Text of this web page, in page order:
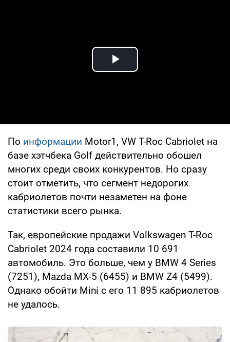
Play Video
По информации Motor1, VW T-Roc Cabriolet на
базе хэтчбека Golf действительно обошел
многих среди своих конкурентов. Но сразу
стоит отметить, что сегмент недорогих
кабриолетов почти незаметен на фоне
статистики всего рынка.
Так, европейские продажи Volkswagen T-Roc
Cabriolet 2024 года составили 10 691
автомобиль. Это больше, чем у BMW 4 Series
(7251), Mazda MX-5 (6455) и BMW Z4 (5499).
Однако обойти Mini с его 11 895 кабриолетов
не удалось.